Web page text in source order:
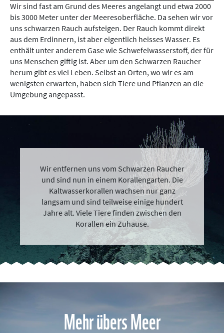
Wir sind fast am Grund des Meeres angelangt und etwa 2000
bis 3000 Meter unter der Meeresoberfläche. Da sehen wir vor
uns schwarzen Rauch aufsteigen. Der Rauch kommt direkt
aus dem Erdinnern, ist aber eigentlich heisses Wasser. Es
enthält unter anderem Gase wie Schwefelwasserstoff, der für
uns Menschen giftig ist. Aber um den Schwarzen Raucher
herum gibt es viel Leben. Selbst an Orten, wo wir es am
wenigsten erwarten, haben sich Tiere und Pflanzen an die
Umgebung angepasst.
Wir entfernen uns vom Schwarzen Raucher
und sind nun in einem Korallengarten. Die
Kaltwasserkorallen wachsen nur ganz
langsam und sind teilweise einige hundert
Jahre alt. Viele Tiere finden zwischen den
Korallen ein Zuhause.
Mehr übers Meer